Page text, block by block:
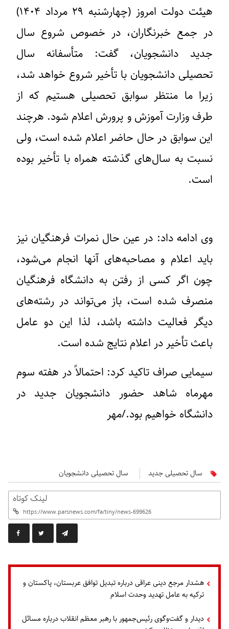
هیئت دولت امروز (چهارشنبه ۲۹ مرداد ۱۴۰۴)
در جمع خبرنگاران، در خصوص شروع سال
جدید دانشجویان، گفت: متأسفانه سال
تحصیلی دانشجویان با تأخیر شروع خواهد شد،
زیرا ما منتظر سوابق تحصیلی هستیم که از
طرف وزارت آموزش و پرورش اعلام شود. هرچند
این سوابق در حال حاضر اعلام شده است، ولی
نسبت به سال‌های گذشته همراه با تأخیر بوده
است.
وی ادامه داد: در عین حال نمرات فرهنگیان نیز
باید اعلام و مصاحبه‌های آنها انجام می‌شود،
چون اگر کسی از رفتن به دانشگاه فرهنگیان
منصرف شده است، باز می‌تواند در رشته‌های
دیگر فعالیت داشته باشد، لذا این دو عامل
باعث تأخیر در اعلام نتایج شده است.
سیمایی صراف تاکید کرد: احتمالاً در هفته سوم
مهرماه شاهد حضور دانشجویان جدید در
دانشگاه خواهیم بود./مهر
سال تحصیلی جدید سال تحصیلی دانشجویان
لینک کوتاه
هشدار مرجع دینی عراقی درباره تبدیل توافق عربستان، پاکستان و
ترکیه به عامل تهدید وحدت اسلام
دیدار و گفت‌وگوی رئیس‌جمهور با رهبر معظم انقلاب درباره مسائل